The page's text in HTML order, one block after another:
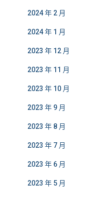
2024 年 2 月
2024 年 1 月
2023 年 12 月
2023 年 11 月
2023 年 10 月
2023 年 9 月
2023 年 8 月
2023 年 7 月
2023 年 6 月
2023 年 5 月